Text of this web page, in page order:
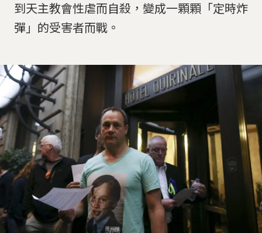
到天主教會性虐而自殺，變成一顆顆「定時炸
彈」的受害者而戰。